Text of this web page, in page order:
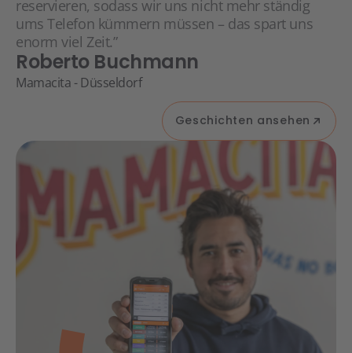
reservieren, sodass wir uns nicht mehr ständig
ums Telefon kümmern müssen – das spart uns
enorm viel Zeit.”
Roberto Buchmann
Mamacita - Düsseldorf
Geschichten ansehen